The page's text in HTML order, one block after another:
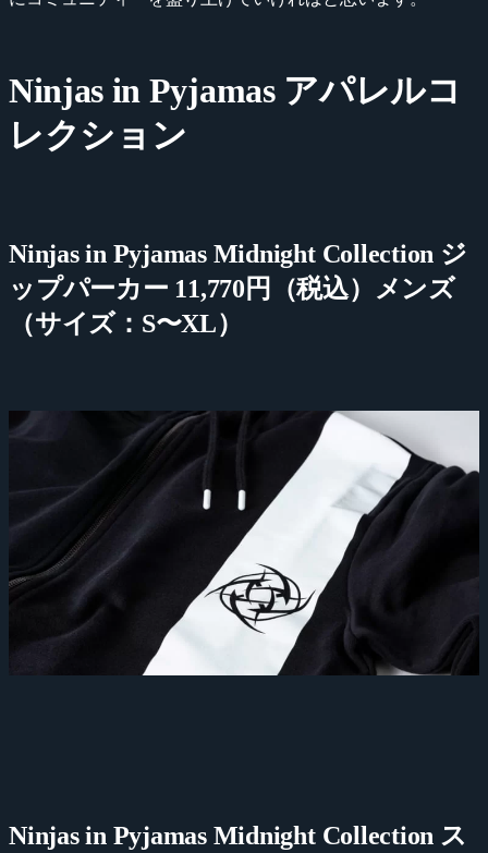
Ninjas in Pyjamas アパレルコ
レクション
Ninjas in Pyjamas Midnight Collection ジ
ップパーカー 11,770円（税込）メンズ
（サイズ：S〜XL）
Ninjas in Pyjamas Midnight Collection ス